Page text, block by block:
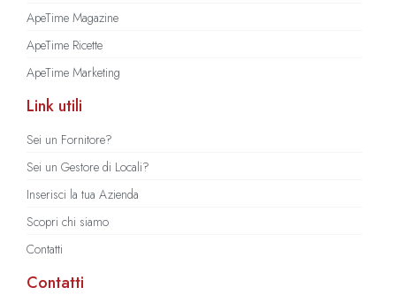
ApeTime Magazine
ApeTime Ricette
ApeTime Marketing
Link utili
Sei un Fornitore?
Sei un Gestore di Locali?
Inserisci la tua Azienda
Scopri chi siamo
Contatti
Contatti